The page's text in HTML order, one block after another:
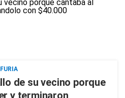
de su vecino porque
y terminaron